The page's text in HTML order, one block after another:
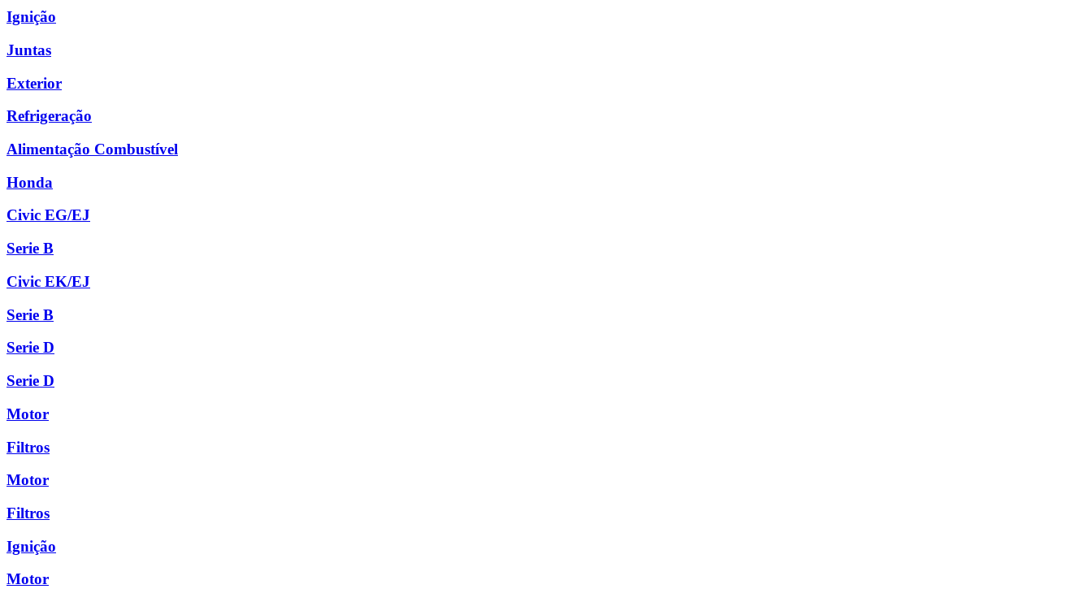
Ignição
Juntas
Exterior
Refrigeração
Alimentação Combustível
Honda
Civic EG/EJ
Serie B
Civic EK/EJ
Serie B
Serie D
Serie D
Motor
Filtros
Motor
Filtros
Ignição
Motor